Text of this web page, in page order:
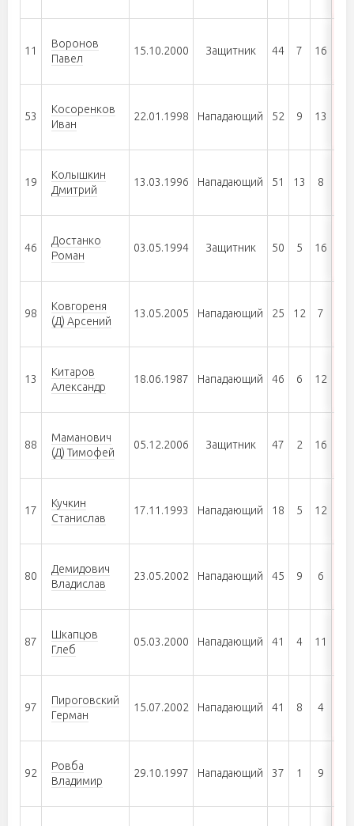
11
Воронов
Павел
15.10.2000 Защитник 44 7 16
53
Косоренков
Иван
22.01.1998 Нападающий 52 9 13
19
Колышкин
Дмитрий
13.03.1996 Нападающий 51 13 8
46
Достанко
Роман
03.05.1994 Защитник 50 5 16
98
Ковгореня
(Д) Арсений
13.05.2005 Нападающий 25 12 7
13
Китаров
Александр
18.06.1987 Нападающий 46 6 12
88
Маманович
(Д) Тимофей
05.12.2006 Защитник 47 2 16
17
Кучкин
Станислав
17.11.1993 Нападающий 18 5 12
80
Демидович
Владислав
23.05.2002 Нападающий 45 9 6
87
Шкапцов
Глеб
05.03.2000 Нападающий 41 4 11
97
Пироговский
Герман
15.07.2002 Нападающий 41 8 4
92
Ровба
Владимир
29.10.1997 Нападающий 37 1 9